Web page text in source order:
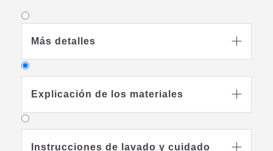
Más detalles 
Explicación de los materiales 
Instrucciones de lavado y cuidado 